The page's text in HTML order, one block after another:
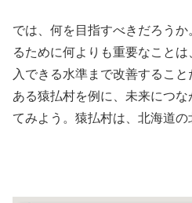
では、何を目指すべきだろう
るために何よりも重要なこと
入できる水準まで改善するこ
ある猿払村を例に、未来につな
てみよう。猿払村は、北海道の